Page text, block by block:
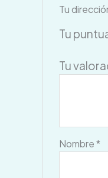
Tu
Tu
Tu
Nombre*